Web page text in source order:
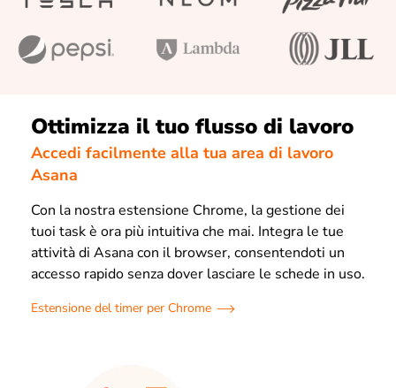
Ottimizza il tuo flusso di lavoro
Accedi facilmente alla tua area di lavoro
Asana
Con la nostra estensione Chrome, la gestione dei
tuoi task è ora più intuitiva che mai. Integra le tue
attività di Asana con il browser, consentendoti un
accesso rapido senza dover lasciare le schede in uso.
Estensione del timer per Chrome